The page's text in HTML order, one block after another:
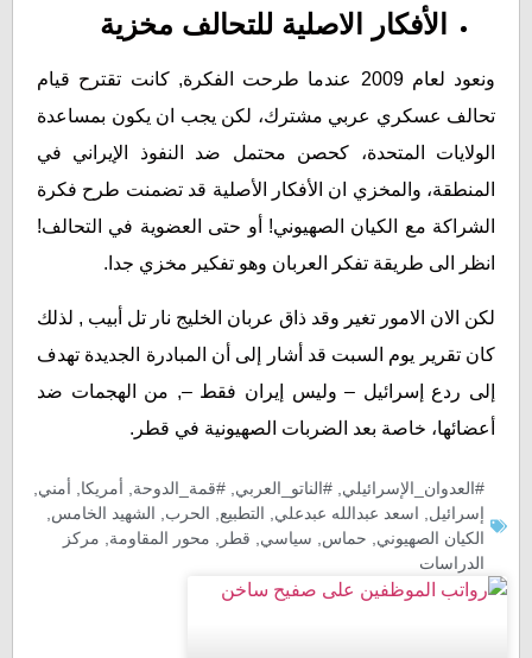
الأفكار الاصلية للتحالف مخزية
ونعود لعام 2009 عندما طرحت الفكرة, كانت تقترح قيام
تحالف عسكري عربي مشترك، لكن يجب ان يكون بمساعدة
الولايات المتحدة، كحصن محتمل ضد النفوذ الإيراني في
المنطقة، والمخزي ان الأفكار الأصلية قد تضمنت طرح فكرة
الشراكة مع الكيان الصهيوني! أو حتى العضوية في التحالف!
انظر الى طريقة تفكر العربان وهو تفكير مخزي جدا.
لكن الان الامور تغير وقد ذاق عربان الخليج نار تل أبيب , لذلك
كان تقرير يوم السبت قد أشار إلى أن المبادرة الجديدة تهدف
إلى ردع إسرائيل – وليس إيران فقط –, من الهجمات ضد
أعضائها، خاصة بعد الضربات الصهيونية في قطر.
#العدوان_الإسرائيلي #الناتو_العربي #قمة_الدوحة أمریکا أمني
إسرائيل
اسعد عبدالله عبدعلي التطبيع الحرب الشهيد الخامس
الكيان الصهيوني
حماس سیاسي قطر محور المقاومة
مركز
الدراسات